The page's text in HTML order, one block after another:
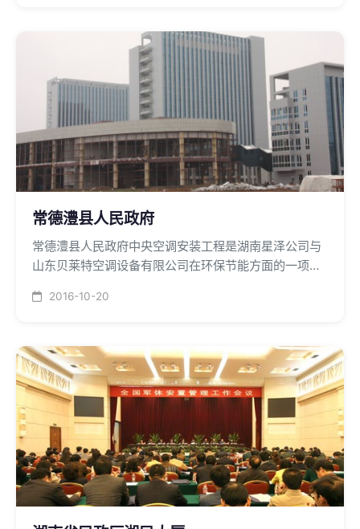
常德澧县人民政府
常德澧县人民政府中央空调安装工程是湖南星泽公司与
山东贝莱特空调设备有限公司在环保节能方面的一项重
色GDP创出了先河和示范，该项目至目前为止是湖南省
2016-10-20